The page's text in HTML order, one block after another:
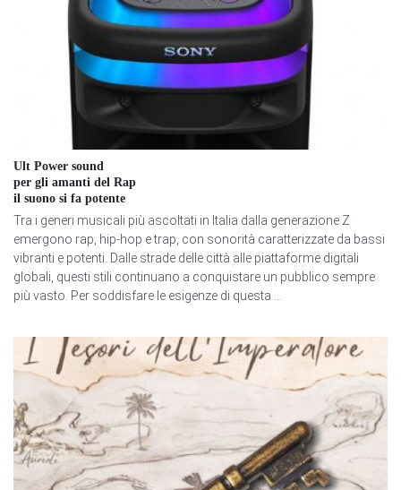
Ult Power sound
per gli amanti del Rap
il suono si fa potente
Tra i generi musicali più ascoltati in Italia dalla generazione Z
emergono rap, hip-hop e trap, con sonorità caratterizzate da bassi
vibranti e potenti. Dalle strade delle città alle piattaforme digitali
globali, questi stili continuano a conquistare un pubblico sempre
più vasto. Per soddisfare le esigenze di questa ...